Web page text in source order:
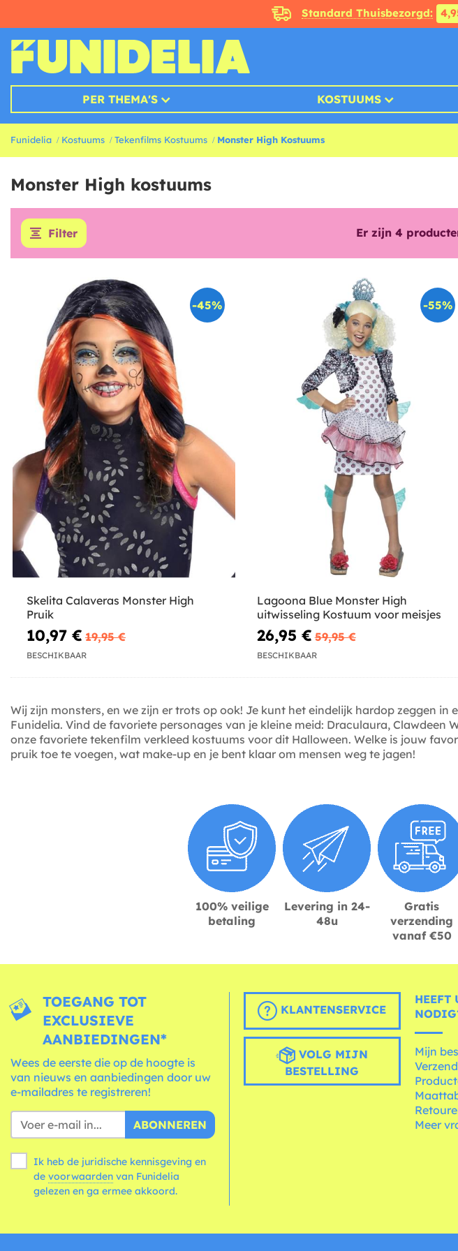
Standard Thuisbezorgd:
PER THEMA'S KOSTUUMS
Funidelia Kostuums Tekenfilms Kostuums Monster High Kostuums
Monster High kostuums
Filter Er zijn 4
-45%
Skelita Calaveras Monster High
Pruik
10,97 € 19,95 €
BESCHIKBAAR
-55%
Lagoona Blue Monster High
uitwisseling Kostuum voor meisjes
26,95 € 59,95 €
BESCHIKBAAR
Wij zijn monsters, en we zijn er trots op ook! Je kunt het eindelijk hardop zeggen in
Funidelia. Vind de favoriete personages van je kleine meid: Draculaura, Clawdeen
onze favoriete tekenfilm verkleed kostuums voor dit Halloween. Welke is jouw
pruik toe te voegen, wat make-up en je bent klaar om mensen weg te jagen!
100% veilige
betaling
Levering in 24-
48u
Gratis
verzending
vanaf €50
TOEGANG TOT
EXCLUSIEVE
AANBIEDINGEN*
Wees de eerste die op de hoogte is
van nieuws en aanbiedingen door uw
e-mailadres te registreren!
ABONNEREN
Ik heb de juridische kennisgeving en
de voorwaarden
gelezen en ga ermee akkoord.
KLANTENSERVICE
VOLG MIJN
BESTELLING
HEEFT
Mijn
Meer